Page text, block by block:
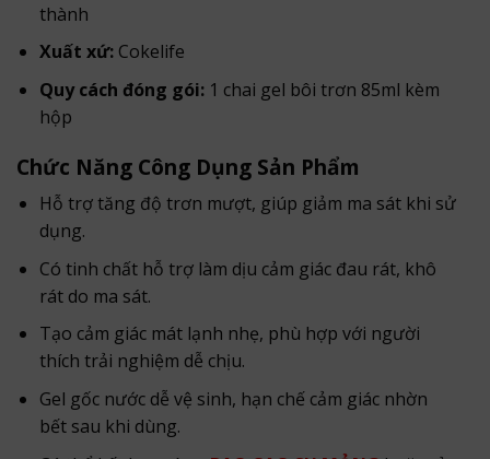
thành
Xuất xứ:Cokelife
Quy cách đóng gói:1 chai gel bôi trơn 85ml kèm
hộp
Chức Năng Công Dụng Sản Phẩm
Hỗ trợ tăng độ trơn mượt, giúp giảm ma sát khi sử
dụng.
Có tinh chất hỗ trợ làm dịu cảm giác đau rát, khô
rát do ma sát.
Tạo cảm giác mát lạnh nhẹ, phù hợp với người
thích trải nghiệm dễ chịu.
Gel gốc nước dễ vệ sinh, hạn chế cảm giác nhờn
bết sau khi dùng.